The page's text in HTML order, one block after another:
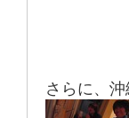
さらに、